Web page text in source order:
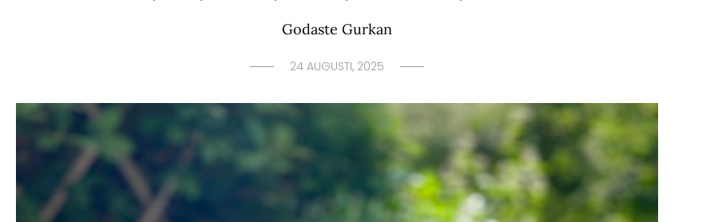
Godaste Gurkan
24 AUGUSTI, 2025